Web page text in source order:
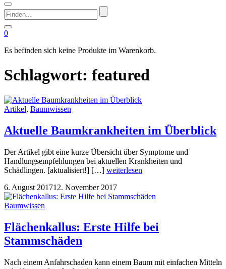
Finden...
0
Es befinden sich keine Produkte im Warenkorb.
Schlagwort: featured
Artikel, Baumwissen
Aktuelle Baumkrankheiten im Überblick
Der Artikel gibt eine kurze Übersicht über Symptome und
Handlungsempfehlungen bei aktuellen Krankheiten und
Schädlingen. [aktualisiert!] […] weiterlesen
6. August 201712. November 2017
Baumwissen
Flächenkallus: Erste Hilfe bei
Stammschäden
Nach einem Anfahrschaden kann einem Baum mit einfachen Mitteln